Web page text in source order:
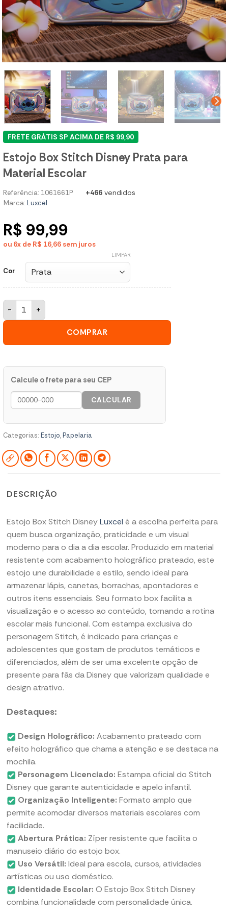
FRETE GRÁTIS SP ACIMA DE R$ 99,90
Estojo Box Stitch Disney Prata para
Material Escolar
Referência: 1061661P +466 vendidos
Marca: Luxcel
R$ 99,99
ou 6x de R$ 16,66 sem juros
Cor
LIMPAR
Estojo Box Stitch Disney Prata para Material Escolar
COMPRAR
Calcule o frete para seu CEP
CALCULAR
Categorias: Estojo,Papelaria
DESCRIÇÃO
Estojo Box Stitch DisneyLuxcel é a escolha perfeita para
quem busca organização, praticidade e um visual
moderno para o dia a dia escolar. Produzido em material
resistente com acabamento holográfico prateado, este
estojo une durabilidade e estilo, sendo ideal para
armazenar lápis, canetas, borrachas, apontadores e
outros itens essenciais. Seu formato box facilita a
visualização e o acesso ao conteúdo, tornando a rotina
escolar mais funcional. Com estampa exclusiva do
personagem Stitch, é indicado para crianças e
adolescentes que gostam de produtos temáticos e
diferenciados, além de ser uma excelente opção de
presente para fãs da Disney que valorizam qualidade e
design atrativo.
Destaques:
Design Holográfico: Acabamento prateado com
efeito holográfico que chama a atenção e se destaca na
mochila.
Personagem Licenciado: Estampa oficial do Stitch
Disney que garante autenticidade e apelo infantil.
Organização Inteligente: Formato amplo que
permite acomodar diversos materiais escolares com
facilidade.
Abertura Prática: Zíper resistente que facilita o
manuseio diário do estojo box.
Uso Versátil: Ideal para escola, cursos, atividades
artísticas ou uso doméstico.
Identidade Escolar: O Estojo Box Stitch Disney
combina funcionalidade com personalidade única.